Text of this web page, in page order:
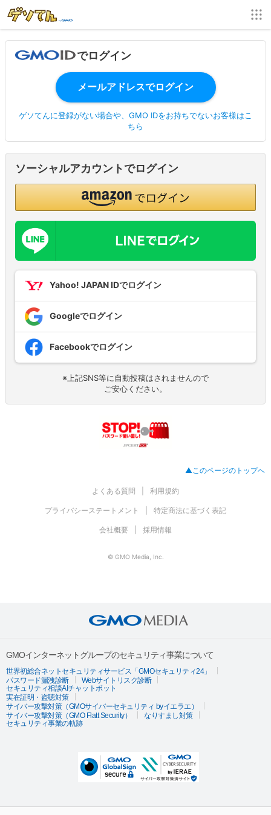
でログイン
ゲソてんに登録がない場合や、GMO IDをお持ちでないお客様はこ
ちら
ソーシャルアカウントでログイン
Yahoo! JAPAN IDでログイン
Googleでログイン
Facebookでログイン
※上記SNS等に自動投稿はされませんので
ご安心ください。
▲このページのトップへ
よくある質問 利用規約
プライバシーステートメント 特定商法に基づく表記
会社概要 採用情報
© GMO Media, Inc.
GMOインターネットグループのセキュリティ事業について
世界初総合ネットセキュリティサービス「GMOセキュリティ24」
パスワード漏洩診断
Webサイトリスク診断
セキュリティ相談AIチャットボット
実在証明・盗聴対策
サイバー攻撃対策（GMOサイバーセキュリティ byイエラエ）
サイバー攻撃対策（GMO Flatt Security）
なりすまし対策
セキュリティ事業の軌跡